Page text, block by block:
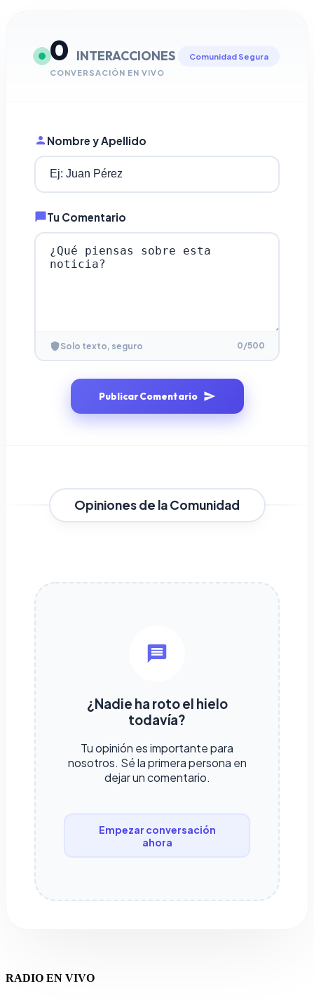
0 INTERACCIONES
CONVERSACIÓN EN VIVO
Comunidad Segura
Nombre y Apellido
Tu Comentario
Solo texto, seguro 0/500
Publicar Comentario
Opiniones de la Comunidad
¿Nadie ha roto el hielo
todavía?
Tu opinión es importante para
nosotros. Sé la primera persona en
dejar un comentario.
Empezar conversación
ahora
RADIO EN VIVO